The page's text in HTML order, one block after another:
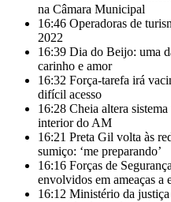
na Câmara Municipal
16:46 Operadoras de
2022
16:39 Dia do Beijo: uma
carinho e amor
16:32 Força-tarefa irá
difícil acesso
16:28 Cheia altera
interior do AM
16:21 Preta Gil volta às
sumiço: ‘me preparando’
16:16 Forças de
envolvidos em ameaças a
16:12 Ministério da